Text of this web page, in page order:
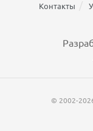
Контакты
© 2002-